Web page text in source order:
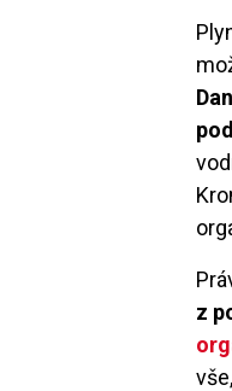
z